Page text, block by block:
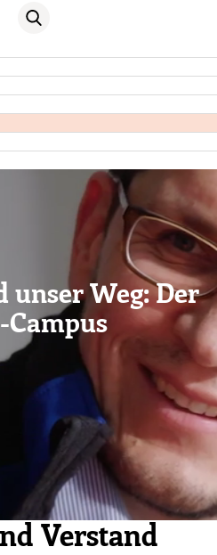
Pause
unser Weg: Der
Campus
Verstand